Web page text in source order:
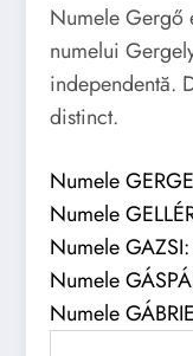
Numele Gergő
numelui
independentă.
distinct.
Numele
Numele
Numele
Numele
Numele